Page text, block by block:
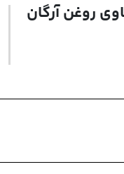
روغن آرگان